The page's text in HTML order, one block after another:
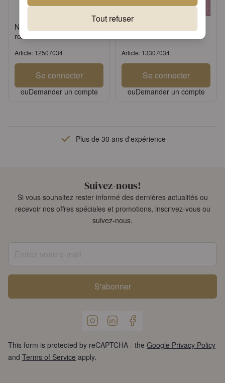
Tout refuser
Napkin 25 Elegance pale
rose FSC Mix
Article: 12507034
Se connecter
ouDemander un compte
Article: 13307034
Se connecter
ouDemander un compte
Plus de 30 ans d'expérience
Suivez-nous!
Si vous souhaitez rester informé des dernières actualités ou
recevoir nos offres spéciales et promotions, inscrivez-vous ou
suivez-nous.
S'abonner
This form is protected by reCAPTCHA - the Google Privacy Policy
and Terms of Service apply.